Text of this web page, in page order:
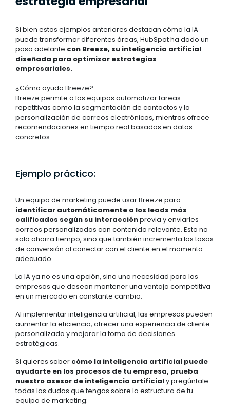
Si bien estos ejemplos anteriores destacan cómo la IA
puede transformar diferentes áreas, HubSpot ha dado un
paso adelante con Breeze, su inteligencia artificial
diseñada para optimizar estrategias
empresariales.
¿Cómo ayuda Breeze?
Breeze permite a los equipos automatizar tareas
repetitivas como la segmentación de contactos y la
personalización de correos electrónicos, mientras ofrece
recomendaciones en tiempo real basadas en datos
concretos.
Ejemplo práctico:
Un equipo de marketing puede usar Breeze para
identificar automáticamente a los leads más
calificados según su interacciónprevia y enviarles
correos personalizados con contenido relevante. Esto no
solo ahorra tiempo, sino que también incrementa las tasas
de conversión al conectar con el cliente en el momento
adecuado.
La IA ya no es una opción, sino una necesidad para las
empresas que desean mantener una ventaja competitiva
en un mercado en constante cambio.
Al implementar inteligencia artificial, las empresas pueden
aumentar la eficiencia, ofrecer una experiencia de cliente
personalizada y mejorar la toma de decisiones
estratégicas.
Si quieres saber cómo la inteligencia artificial puede
ayudarte en los procesos de tu empresa, prueba
nuestro asesor de inteligencia artificialy pregúntale
todas las dudas que tengas sobre la estructura de tu
equipo de marketing: